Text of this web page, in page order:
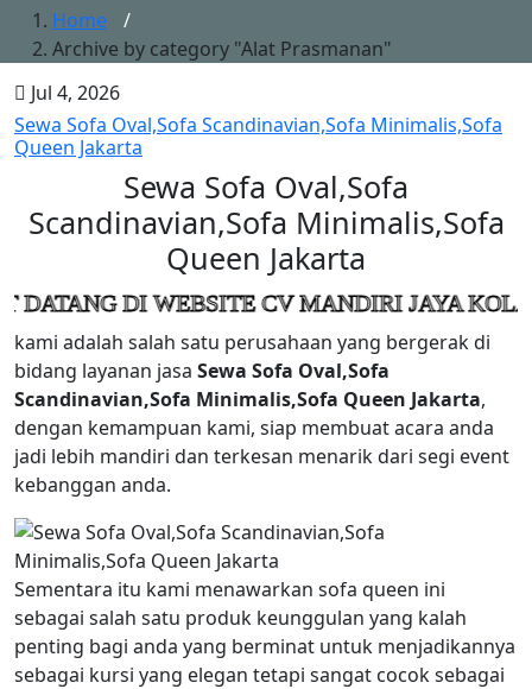
Home
/
Archive by category "Alat Prasmanan"
Jul 4, 2026
Sewa Sofa Oval,Sofa Scandinavian,Sofa Minimalis,Sofa
Queen Jakarta
Sewa Sofa Oval,Sofa
Scandinavian,Sofa Minimalis,Sofa
Queen Jakarta
DI WEBSITE CV MANDIRI JAYA KOLABORASI
kami adalah salah satu perusahaan yang bergerak di
bidang layanan jasa Sewa Sofa Oval,Sofa
Scandinavian,Sofa Minimalis,Sofa Queen Jakarta,
dengan kemampuan kami, siap membuat acara anda
jadi lebih mandiri dan terkesan menarik dari segi event
kebanggan anda.
Sementara itu kami menawarkan sofa queen ini
sebagai salah satu produk keunggulan yang kalah
penting bagi anda yang berminat untuk menjadikannya
sebagai kursi yang elegan tetapi sangat cocok sebagai